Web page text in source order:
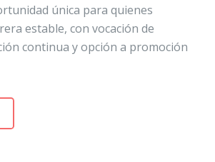
única para quienes
estable, con vocación de
continua y opción a promoción